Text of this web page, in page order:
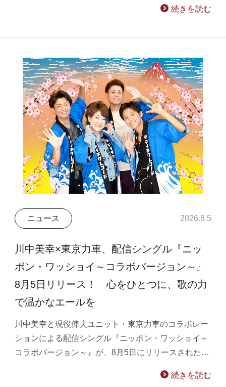
続きを読む
ニュース 2026.8.5
川中美幸×東京力車、配信シングル『ニッ
ポン・ワッショイ～コラボバージョン～』
8月5日リリース！ 心をひとつに、歌の力
で温かなエールを
川中美幸と現役俥夫ユニット・東京力車のコラボレー
ションによる配信シングル『ニッポン・ワッショイ～
コラボバージョン～』が、8月5日にリリースされた…
続きを読む